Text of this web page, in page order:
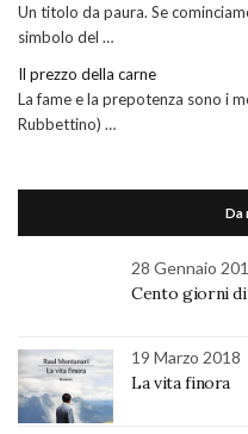
Un titolo da paura. Se
simbolo del …
Il prezzo della carne
La fame e la prepotenza sono i
Rubbettino) …
Da
28 Gennaio
Cento giorni
19 Marzo 2018
La vita finora